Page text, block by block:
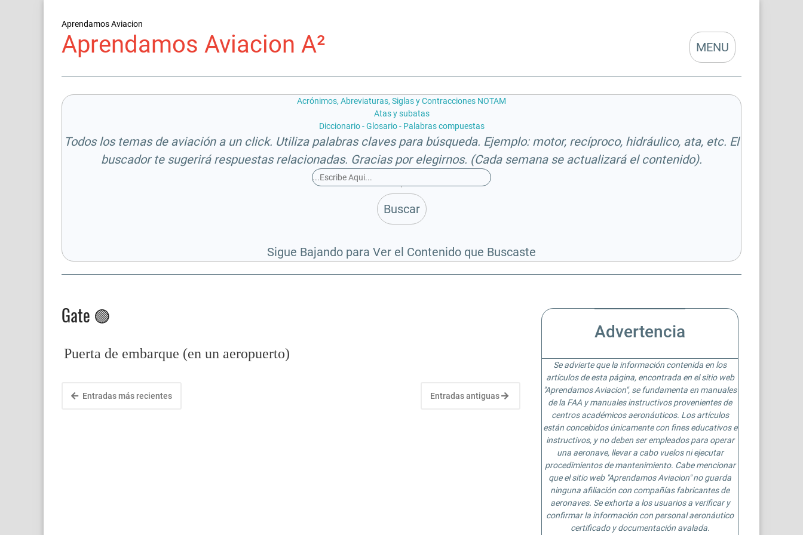
Aprendamos Aviacion
Aprendamos Aviacion A² MENU
Acrónimos, Abreviaturas, Siglas y Contracciones NOTAM
Atas y subatas
Diccionario - Glosario - Palabras compuestas
Todos los temas de aviación a un click. Utiliza palabras claves para búsqueda. Ejemplo: motor, recíproco, hidráulico, ata, etc. El
buscador te sugerirá respuestas relacionadas. Gracias por elegirnos. (Cada semana se actualizará el contenido).
Buscar
Sigue Bajando para Ver el Contenido que Buscaste
Gate 🟢
Puerta de embarque (en un aeropuerto)
Entradas más recientes Entradas antiguas
Advertencia
Se advierte que la información contenida en los
artículos de esta página, encontrada en el sitio web
"Aprendamos Aviacion", se fundamenta en manuales
de la FAA y manuales instructivos provenientes de
centros académicos aeronáuticos. Los artículos
están concebidos únicamente con fines educativos e
instructivos, y no deben ser empleados para operar
una aeronave, llevar a cabo vuelos ni ejecutar
procedimientos de mantenimiento. Cabe mencionar
que el sitio web "Aprendamos Aviacion" no guarda
ninguna afiliación con compañías fabricantes de
aeronaves. Se exhorta a los usuarios a verificar y
confirmar la información con personal aeronáutico
certificado y documentación avalada.